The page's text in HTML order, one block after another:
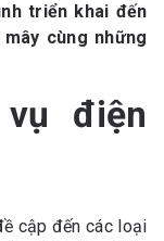
triển khai đến
cùng những
điện
cập đến các loại